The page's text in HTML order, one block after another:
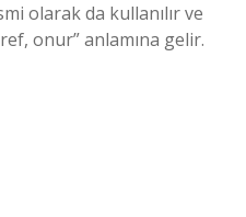
olarak da kullanılır ve
onur” anlamına gelir.